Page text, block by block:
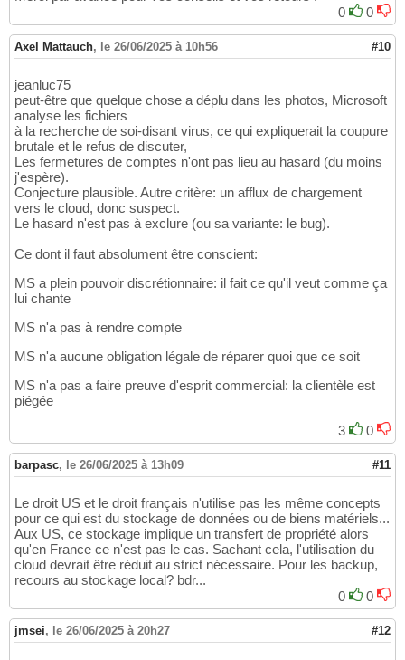
0
0
Axel Mattauch, le 26/06/2025 à 10h56 #10
jeanluc75
peut-être que quelque chose a déplu dans les photos, Microsoft
analyse les fichiers
à la recherche de soi-disant virus, ce qui expliquerait la coupure
brutale et le refus de discuter,
Les fermetures de comptes n'ont pas lieu au hasard (du moins
j'espère).
Conjecture plausible. Autre critère: un afflux de chargement
vers le cloud, donc suspect.
Le hasard n'est pas à exclure (ou sa variante: le bug).
Ce dont il faut absolument être conscient:
MS a plein pouvoir discrétionnaire: il fait ce qu'il veut comme ça
lui chante
MS n'a pas à rendre compte
MS n'a aucune obligation légale de réparer quoi que ce soit
MS n'a pas a faire preuve d'esprit commercial: la clientèle est
piégée
3
0
barpasc, le 26/06/2025 à 13h09 #11
Le droit US et le droit français n'utilise pas les même concepts
pour ce qui est du stockage de données ou de biens matériels...
Aux US, ce stockage implique un transfert de propriété alors
qu'en France ce n'est pas le cas. Sachant cela, l'utilisation du
cloud devrait être réduit au strict nécessaire. Pour les backup,
recours au stockage local? bdr...
0
0
jmsei, le 26/06/2025 à 20h27 #12